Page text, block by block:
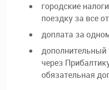
городские
поездку за все
доплата за
дополнительный
через
обязательная